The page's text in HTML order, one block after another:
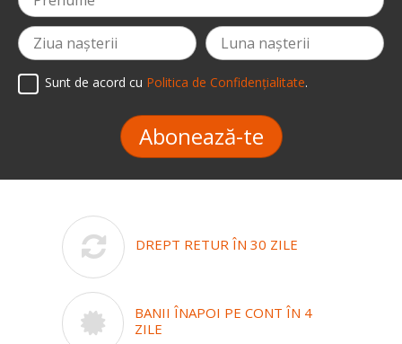
Sunt de acord cu Politica de Confidențialitate.
Abonează-te
DREPT RETUR ÎN 30 ZILE
BANII ÎNAPOI PE CONT ÎN 4
ZILE